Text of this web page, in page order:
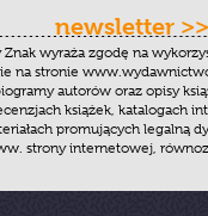
newsletter >>
wyraża zgodę na
na stronie
autorów oraz opisy
książek, katalogach
promujących legalną
strony internetowej,